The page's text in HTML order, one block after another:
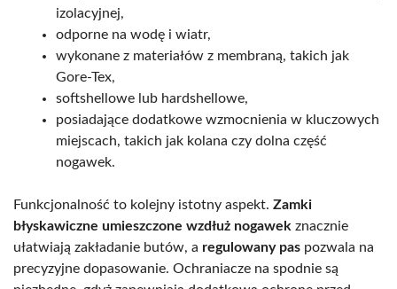
izolacyjnej,
odporne na wodę i wiatr,
wykonane z materiałów z membraną, takich jak
Gore-Tex,
softshellowe lub hardshellowe,
posiadające dodatkowe wzmocnienia w kluczowych
miejscach, takich jak kolana czy dolna część
nogawek.
Funkcjonalność to kolejny istotny aspekt. Zamki
błyskawiczne umieszczone wzdłuż nogawek znacznie
ułatwiają zakładanie butów, a regulowany pas pozwala na
precyzyjne dopasowanie. Ochraniacze na spodnie są